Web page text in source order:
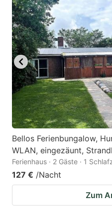
Bellos Ferienbungalow,
WLAN, eingezäunt,
Ferienhaus · 2 Gäste · 1
127 € /Nacht
Zum